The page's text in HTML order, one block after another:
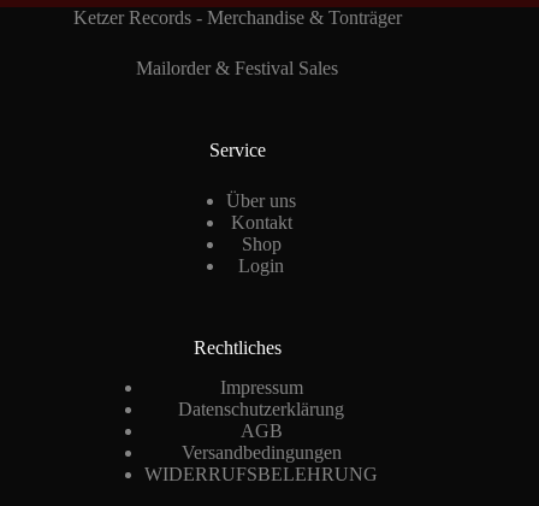
Ketzer Records - Merchandise & Tonträger
Mailorder & Festival Sales
Service
Über uns
Kontakt
Shop
Login
Rechtliches
Impressum
Datenschutzerklärung
AGB
Versandbedingungen
WIDERRUFSBELEHRUNG